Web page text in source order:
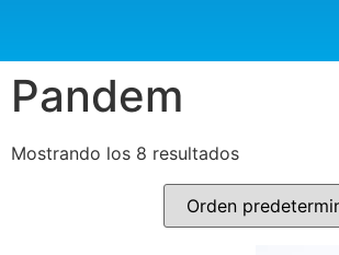
Pandem
Mostrando los 8 resultados